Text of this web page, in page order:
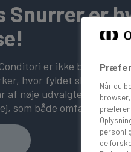
Snurrer er
er ikke bare dej
hvor fyldet skaber
af nøje udvalgte
som både omfavner
Når du
de